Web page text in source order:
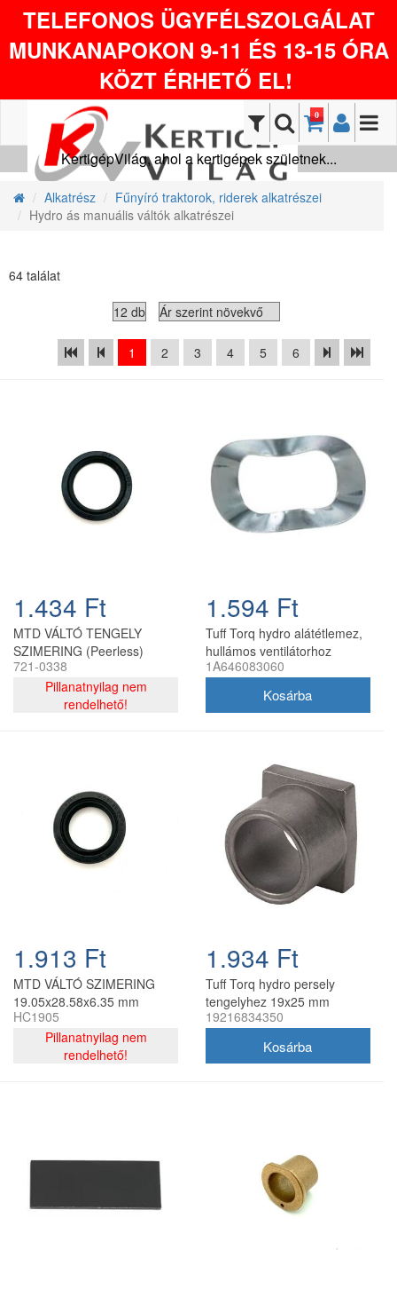
TELEFONOS ÜGYFÉLSZOLGÁLAT
MUNKANAPOKON 9-11 ÉS 13-15 ÓRA
KÖZT ÉRHETŐ EL!
0
KertigépVilág, ahol a kertigépek születnek...
Alkatrész
Fűnyíró traktorok, riderek alkatrészei
Hydro ás manuális váltók alkatrészei
64 találat
1 2 3 4 5 6
1.434 Ft
MTD VÁLTÓ TENGELY
SZIMERING (Peerless)
721-0338
Pillanatnyilag nem
rendelhető!
1.594 Ft
Tuff Torq hydro alátétlemez,
hullámos ventilátorhoz
1A646083060
1.913 Ft
MTD VÁLTÓ SZIMERING
19.05x28.58x6.35 mm
(Peerless)
HC1905
Pillanatnyilag nem
rendelhető!
1.934 Ft
Tuff Torq hydro persely
tengelyhez 19x25 mm
19216834350